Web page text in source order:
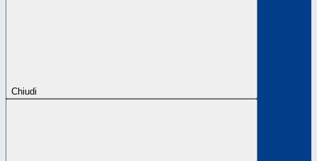
Chiudi